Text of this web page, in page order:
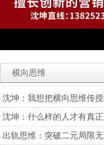
横向思维
沈坤：我想把横向思维传
沈坤：什么样的人才有真
出轨思维：突破二元局限